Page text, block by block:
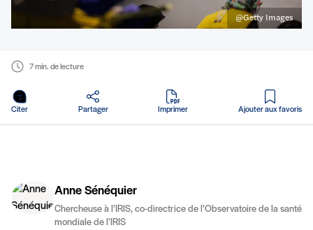
@Getty Images
7 min. de lecture
Citer Partager Imprimer
en PDF
Ajouter aux favoris
Anne Sénéquier
Chercheuse à l’IRIS, co-directrice de l’Observatoire de la santé
mondiale de l’IRIS